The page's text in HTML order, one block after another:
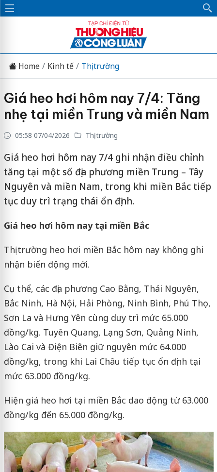
Home Kinh tế Thị trường
Giá heo hơi hôm nay 7/4: Tăng
nhẹ tại miền Trung và miền Nam
05:58 07/04/2026 Thị trường
Giá heo hơi hôm nay 7/4 ghi nhận điều chỉnh
tăng tại một số địa phương miền Trung – Tây
Nguyên và miền Nam, trong khi miền Bắc tiếp
tục duy trì trạng thái ổn định.
Giá heo hơi hôm nay tại miền Bắc
Thị trường heo hơi miền Bắc hôm nay không ghi
nhận biến động mới.
Cụ thể, các địa phương Cao Bằng, Thái Nguyên,
Bắc Ninh, Hà Nội, Hải Phòng, Ninh Bình, Phú Thọ,
Sơn La và Hưng Yên cùng duy trì mức 65.000
đồng/kg. Tuyên Quang, Lạng Sơn, Quảng Ninh,
Lào Cai và Điện Biên giữ nguyên mức 64.000
đồng/kg, trong khi Lai Châu tiếp tục ổn định tại
mức 63.000 đồng/kg.
Hiện giá heo hơi tại miền Bắc dao động từ 63.000
đồng/kg đến 65.000 đồng/kg.